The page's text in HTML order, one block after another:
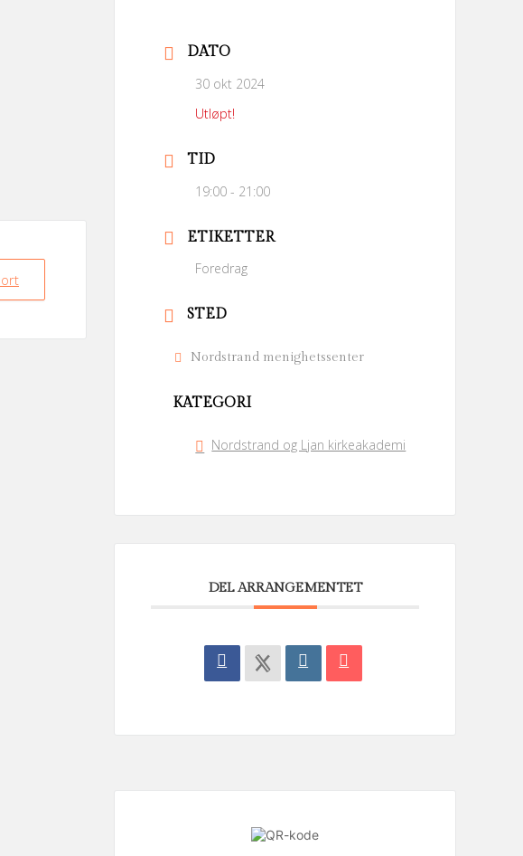
DATO
30 okt 2024
Utløpt!
TID
19:00 - 21:00
ETIKETTER
Foredrag
STED
Nordstrand menighetssenter
KATEGORI
Nordstrand og Ljan kirkeakademi
DEL ARRANGEMENTET